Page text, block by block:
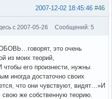
#46
2007-12-02 18:45:46
с 2007-05-26 Сообщений: 5
это очень
из моих теорий,
его произнести, нужны
иногда достаточно своих
что они чувствуют, видят…»И
же собственную теорию.